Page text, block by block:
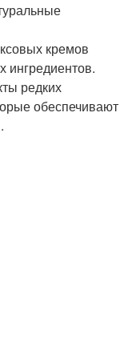
кремов
ингредиентов.
редких
обеспечивают